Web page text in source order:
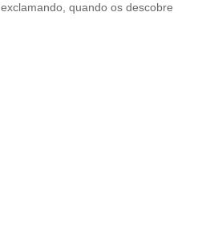
quando os descobre